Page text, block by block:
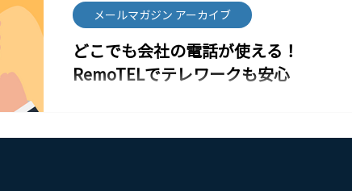
で、AIが内容を整理しレポート化します。 要件／依頼
事項 担当者への引き継ぎポイント お客様の懸念／意向
次回アクション などを自動まとめ 引き継ぎ漏れ・把握
漏れが防げ、チーム全体で対応品質が向上します。
RemoTELの基本機能 スマホ／PCで会社番号の発着信
化が大きな課題となっていました。 RemoTELのIVRで
実現したこと 問い合わせ内容に応じた自動振り分け
「商品について」「修理やサポートについて」など、
お客様の選択に応じて担当部署へ直通。 業務の集中度
がアップ 担当外の電話が減り、社員が本来の業務に集
どこでも会社の電話が使える！
RemoTELでテレワークも安心
「会社の電話番号」がスマートフォンやPCで発着信可
メールマガジン アーカイブ